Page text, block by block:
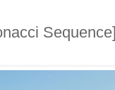
Sequence]